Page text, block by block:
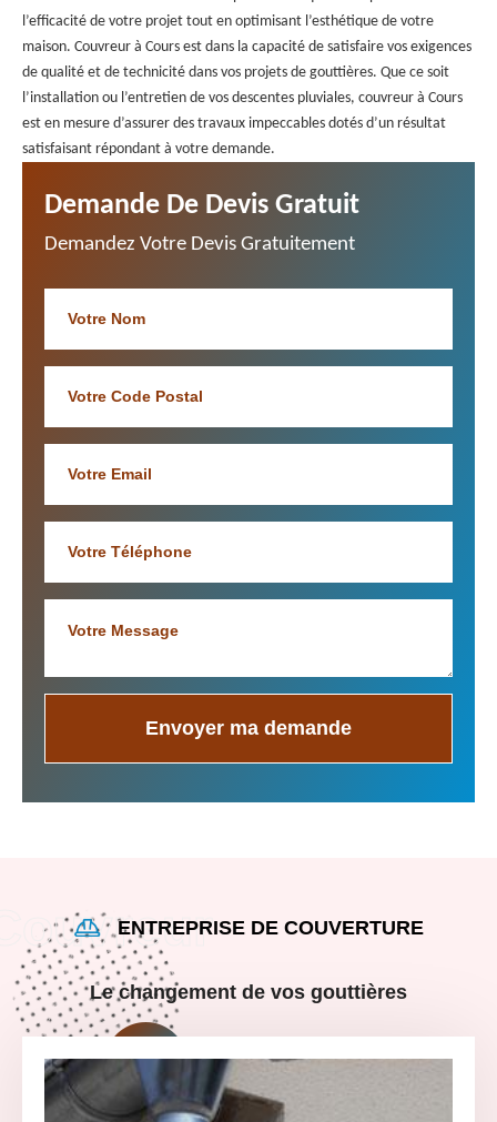
l’efficacité de votre projet tout en optimisant l’esthétique de votre
maison. Couvreur à Cours est dans la capacité de satisfaire vos exigences
de qualité et de technicité dans vos projets de gouttières. Que ce soit
l’installation ou l’entretien de vos descentes pluviales, couvreur à Cours
est en mesure d’assurer des travaux impeccables dotés d’un résultat
satisfaisant répondant à votre demande.
Demande De Devis Gratuit
Demandez Votre Devis Gratuitement
ENTREPRISE DE COUVERTURE
Le changement de vos gouttières